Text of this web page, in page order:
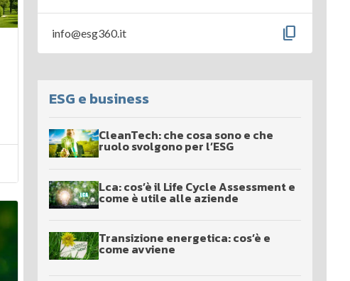
info@esg360.it content_copy
ESG e business
CleanTech: che cosa sono e che
ruolo svolgono per l’ESG
Lca: cos’è il Life Cycle Assessment e
come è utile alle aziende
Transizione energetica: cos’è e
come avviene